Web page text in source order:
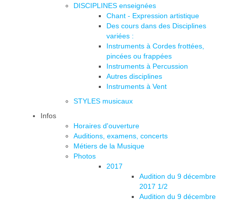
DISCIPLINES enseignées
Chant - Expression artistique
Des cours dans des Disciplines
variées :
Instruments à Cordes frottées,
pincées ou frappées
Instruments à Percussion
Autres disciplines
Instruments à Vent
STYLES musicaux
Infos
Horaires d'ouverture
Auditions, examens, concerts
Métiers de la Musique
Photos
2017
Audition du 9 décembre
2017 1/2
Audition du 9 décembre